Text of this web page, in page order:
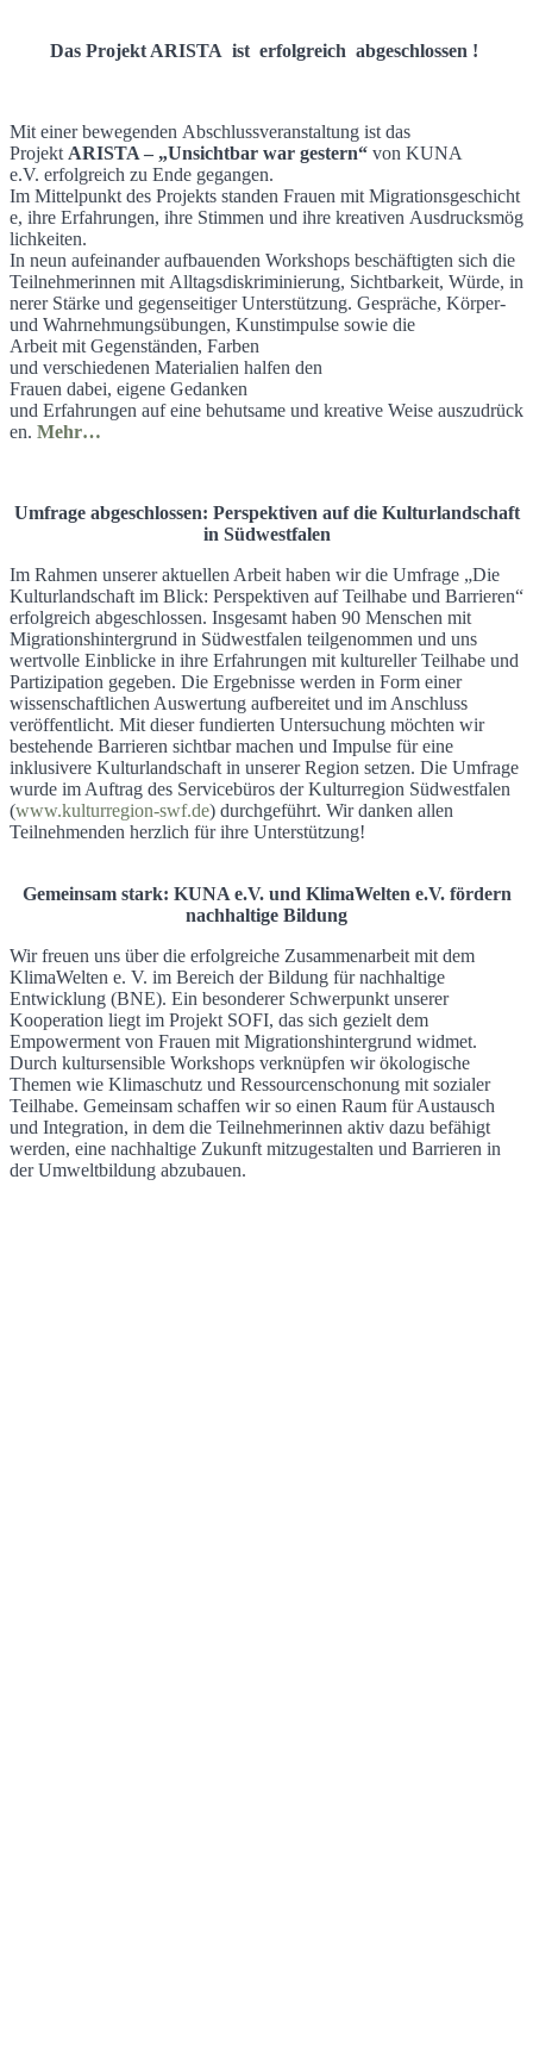
Das Projekt ARISTA ist erfolgreich abgeschlossen !
Mit einer bewegenden Abschlussveranstaltung ist das
Projekt ARISTA – „Unsichtbar war gestern“ von KUNA
e.V. erfolgreich zu Ende gegangen.
Im Mittelpunkt des Projekts standen Frauen mit Migrationsgeschicht
e, ihre Erfahrungen, ihre Stimmen und ihre kreativen Ausdrucksmög
lichkeiten.
In neun aufeinander aufbauenden Workshops beschäftigten sich die
Teilnehmerinnen mit Alltagsdiskriminierung, Sichtbarkeit, Würde, in
nerer Stärke und gegenseitiger Unterstützung. Gespräche, Körper-
und Wahrnehmungsübungen, Kunstimpulse sowie die
Arbeit mit Gegenständen, Farben
und verschiedenen Materialien halfen den
Frauen dabei, eigene Gedanken
und Erfahrungen auf eine behutsame und kreative Weise auszudrück
en. Mehr…
Umfrage abgeschlossen: Perspektiven auf die Kulturlandschaft
in Südwestfalen
Im Rahmen unserer aktuellen Arbeit haben wir die Umfrage „Die
Kulturlandschaft im Blick: Perspektiven auf Teilhabe und Barrieren“
erfolgreich abgeschlossen. Insgesamt haben 90 Menschen mit
Migrationshintergrund in Südwestfalen teilgenommen und uns
wertvolle Einblicke in ihre Erfahrungen mit kultureller Teilhabe und
Partizipation gegeben. Die Ergebnisse werden in Form einer
wissenschaftlichen Auswertung aufbereitet und im Anschluss
veröffentlicht. Mit dieser fundierten Untersuchung möchten wir
bestehende Barrieren sichtbar machen und Impulse für eine
inklusivere Kulturlandschaft in unserer Region setzen. Die Umfrage
wurde im Auftrag des Servicebüros der Kulturregion Südwestfalen
(www.kulturregion-swf.de) durchgeführt. Wir danken allen
Teilnehmenden herzlich für ihre Unterstützung!
Gemeinsam stark: KUNA e.V. und KlimaWelten e.V. fördern
nachhaltige Bildung
Wir freuen uns über die erfolgreiche Zusammenarbeit mit dem
KlimaWelten e. V. im Bereich der Bildung für nachhaltige
Entwicklung (BNE). Ein besonderer Schwerpunkt unserer
Kooperation liegt im Projekt SOFI, das sich gezielt dem
Empowerment von Frauen mit Migrationshintergrund widmet.
Durch kultursensible Workshops verknüpfen wir ökologische
Themen wie Klimaschutz und Ressourcenschonung mit sozialer
Teilhabe. Gemeinsam schaffen wir so einen Raum für Austausch
und Integration, in dem die Teilnehmerinnen aktiv dazu befähigt
werden, eine nachhaltige Zukunft mitzugestalten und Barrieren in
der Umweltbildung abzubauen.